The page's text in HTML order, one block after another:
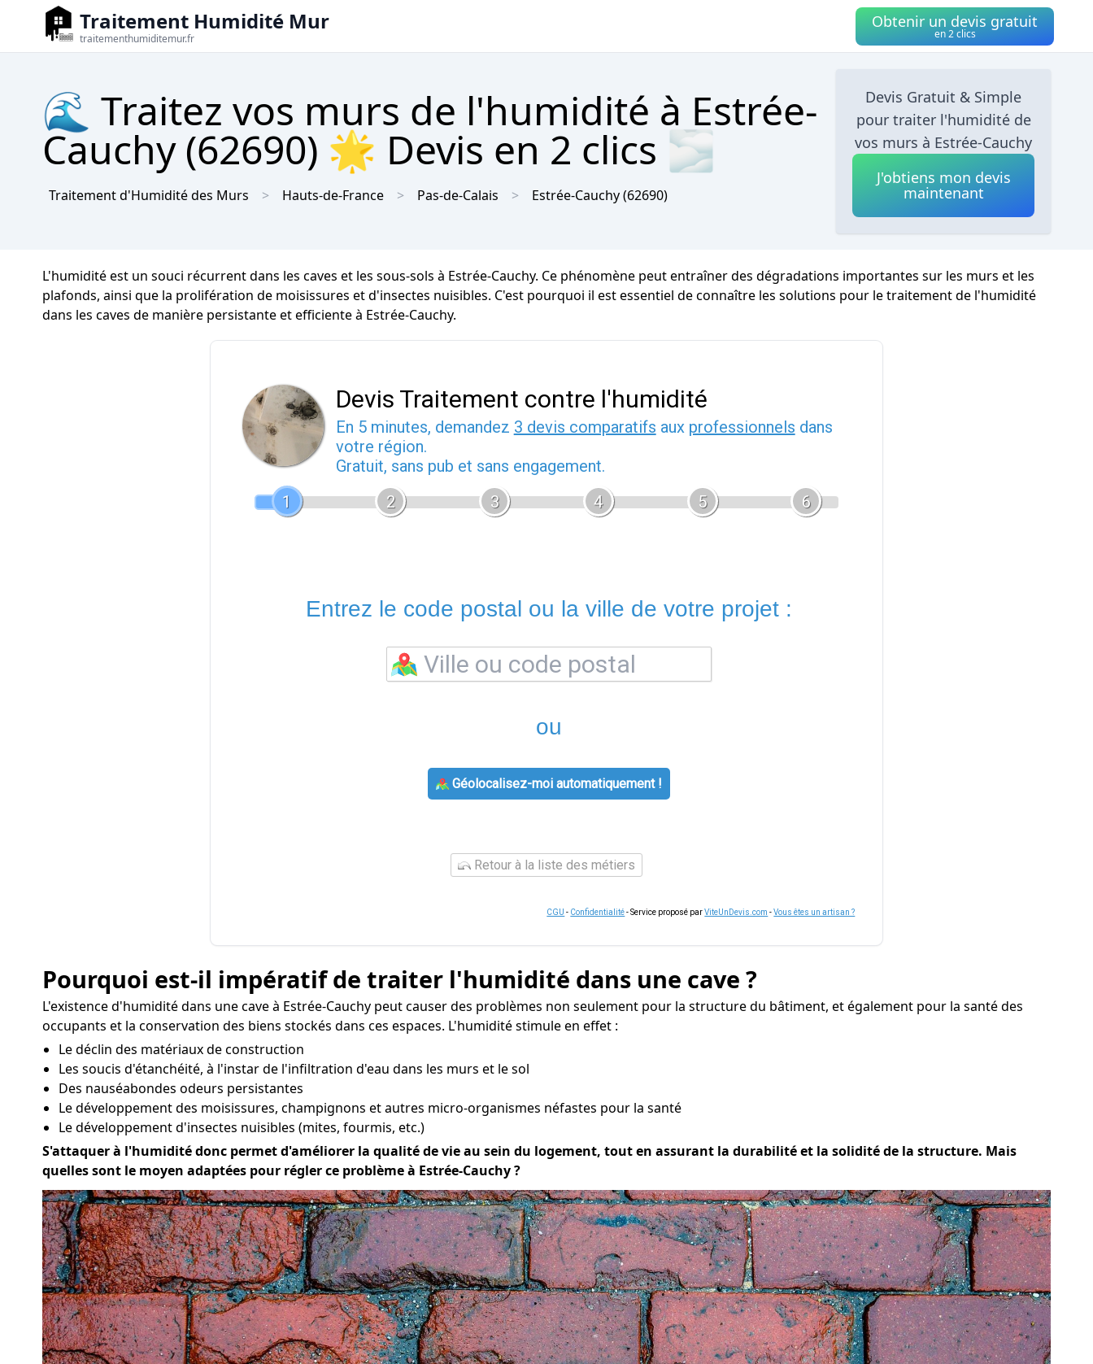
Traitement Humidité Mur
traitementhumiditemur.fr
Obtenir un devis gratuit
en 2 clics
🌊 Traitez vos murs de l'humidité à Estrée-
Cauchy (62690) 🌟 Devis en 2 clics 🌫
Traitement d'Humidité des Murs Hauts-de-France Pas-de-Calais Estrée-Cauchy(62690)
Devis Gratuit & Simple
pour traiter l'humidité de
vos murs à Estrée-Cauchy
J'obtiens mon devis
maintenant
L'humidité est un souci récurrent dans les caves et les sous-sols à Estrée-Cauchy. Ce phénomène peut entraîner des dégradations importantes sur les murs et les
plafonds, ainsi que la prolifération de moisissures et d'insectes nuisibles. C'est pourquoi il est essentiel de connaître les solutions pour le traitement de l'humidité
dans les caves de manière persistante et efficiente à Estrée-Cauchy.
Devis Traitement contre l'humidité
En 5 minutes, demandez 3 devis comparatifs aux professionnels dans
votre région.
Gratuit, sans pub et sans engagement.
1
2 3 4 5 6
Entrez le code postal ou la ville de votre projet :
ou
Géolocalisez-moi automatiquement !
Retour à la liste des métiers
CGU - Confidentialité- Service proposé parViteUnDevis.com -Vous êtes un artisan ?
Pourquoi est-il impératif de traiter l'humidité dans une cave ?
L'existence d'humidité dans une cave à Estrée-Cauchy peut causer des problèmes non seulement pour la structure du bâtiment, et également pour la santé des
occupants et la conservation des biens stockés dans ces espaces. L'humidité stimule en effet :
Le déclin des matériaux de construction
Les soucis d'étanchéité, à l'instar de l'infiltration d'eau dans les murs et le sol
Des nauséabondes odeurs persistantes
Le développement des moisissures, champignons et autres micro-organismes néfastes pour la santé
Le développement d'insectes nuisibles (mites, fourmis, etc.)
S'attaquer à l'humidité donc permet d'améliorer la qualité de vie au sein du logement, tout en assurant la durabilité et la solidité de la structure. Mais
quelles sont le moyen adaptées pour régler ce problème à Estrée-Cauchy ?